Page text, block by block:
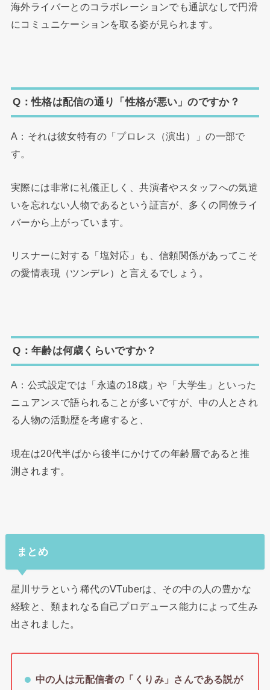
海外ライバーとのコラボレーションでも通訳なしで円滑
にコミュニケーションを取る姿が見られます。
Q：性格は配信の通り「性格が悪い」のですか？
A：それは彼女特有の「プロレス（演出）」の一部で
す。
実際には非常に礼儀正しく、共演者やスタッフへの気遣
いを忘れない人物であるという証言が、多くの同僚ライ
バーから上がっています。
リスナーに対する「塩対応」も、信頼関係があってこそ
の愛情表現（ツンデレ）と言えるでしょう。
Q：年齢は何歳くらいですか？
A：公式設定では「永遠の18歳」や「大学生」といった
ニュアンスで語られることが多いですが、中の人とされ
る人物の活動歴を考慮すると、
現在は20代半ばから後半にかけての年齢層であると推
測されます。
まとめ
星川サラという稀代のVTuberは、その中の人の豊かな
経験と、類まれなる自己プロデュース能力によって生み
出されました。
中の人は元配信者の「くりみ」さんである説が